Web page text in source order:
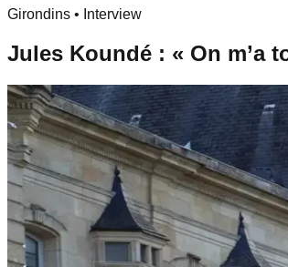
Girondins • Interview
Jules Koundé : « On m’a